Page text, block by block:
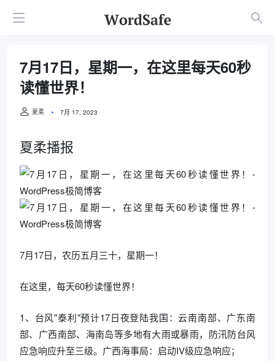
7月17日，星期一，在这里每天60秒
读懂世界！
夏柔 7月 17, 2023
夏柔播报
7月17日，农历五月三十，星期一！
在这里，每天60秒读懂世界！
1、台风"泰利"预计17日夜登陆我国：云南南部、广东南
部、广西南部、海南岛等多地有大雨或暴雨，防汛防台风
应急响应升至三级。广西海事局：启动IV级应急响应；